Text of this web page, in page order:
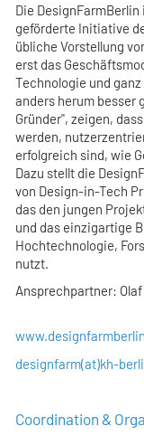
Die
geförderte Initiative
übliche Vorstellung
erst das
Technologie und
anders herum besser
Gründer", zeigen,
werden,
erfolgreich sind, wie
Dazu stellt die
von Design-in-Tech
das den jungen
und das einzigartige
Hochtechnologie,
nutzt.
Ansprechpartner:
designfarm(at)kh-
Coordination &